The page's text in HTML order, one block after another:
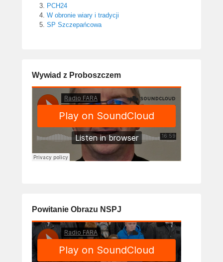
PCH24
W obronie wiary i tradycji
SP Szczepańcowa
Wywiad z Proboszczem
Powitanie Obrazu NSPJ